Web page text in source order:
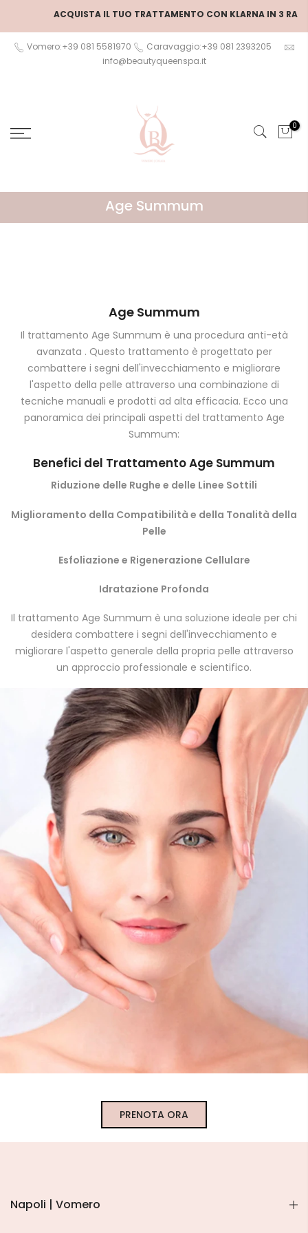
contenuto
ACQUISTA IL TUO TRATTAMENTO CON KLARNA IN 3 RATE
Vomero:+39 081 5581970
Caravaggio:+39 081 2393205
info@beautyqueenspa.it
0
Age Summum
Age Summum
Il trattamento Age Summum è una procedura anti-età
avanzata . Questo trattamento è progettato per
combattere i segni dell'invecchiamento e migliorare
l'aspetto della pelle attraverso una combinazione di
tecniche manuali e prodotti ad alta efficacia. Ecco una
panoramica dei principali aspetti del trattamento Age
Summum:
Benefici del Trattamento Age Summum
Riduzione delle Rughe e delle Linee Sottili
Miglioramento della Compatibilità e della Tonalità della
Pelle
Esfoliazione e Rigenerazione Cellulare
Idratazione Profonda
Il trattamento Age Summum è una soluzione ideale per chi
desidera combattere i segni dell'invecchiamento e
migliorare l'aspetto generale della propria pelle attraverso
un approccio professionale e scientifico.
PRENOTA ORA
Napoli | Vomero